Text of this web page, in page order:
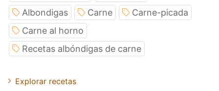
Albondigas
Carne
Carne-picada
Carne al horno
Recetas albóndigas de carne
Explorar recetas